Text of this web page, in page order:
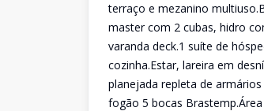
terraço e mezanino
master com 2 cubas, hidro
varanda deck.1 suíte de
cozinha.Estar, lareira em
planejada repleta de
fogão 5 bocas